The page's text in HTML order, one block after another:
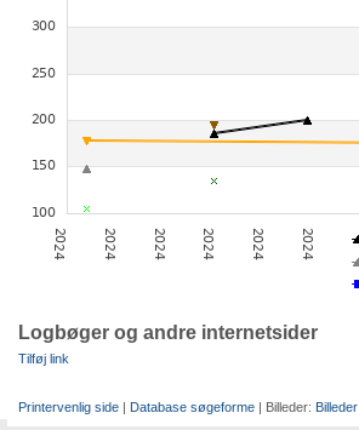
Logbøger og andre internetsider
Tilføj link
Printervenlig side | Database søgeforme | Billeder: Billeder